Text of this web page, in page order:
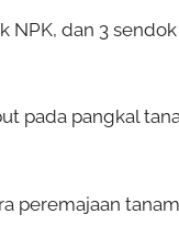
NPK, dan 3
pada pangkal
peremajaan